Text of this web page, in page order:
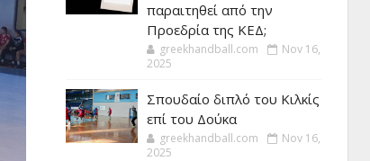
παραιτηθεί από την
Προεδρία της ΚΕΔ;
greekhandball.com
Nov 16,
2025
Σπουδαίο διπλό του Κιλκίς
επί του Δούκα
greekhandball.com
Nov 16,
2025